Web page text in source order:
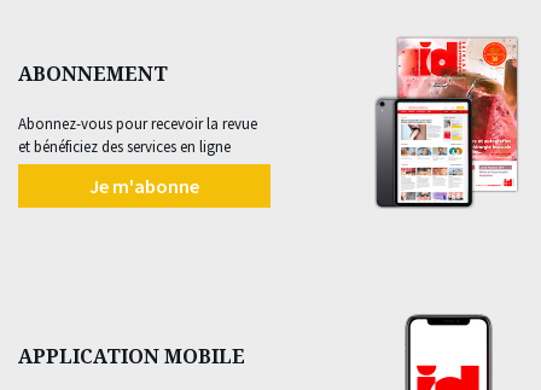
ABONNEMENT
Abonnez-vous pour recevoir la revue
et bénéficiez des services en ligne
Je m'abonne
APPLICATION MOBILE